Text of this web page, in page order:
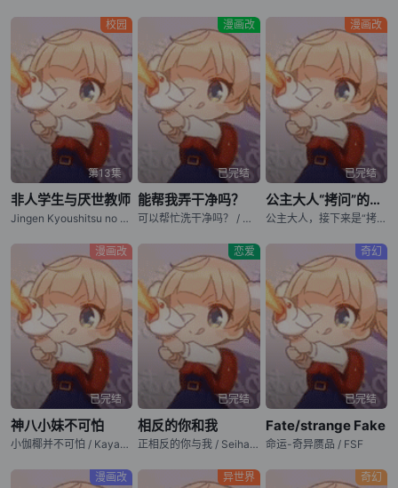
校园
第13集
非人学生与厌世教师
Jingen Kyoushitsu no Ningengirai Kyoushi
漫画改
已完结
能帮我弄干净吗？
可以帮忙洗干净吗？ / 可以帮忙洗乾净吗？ / 大姐姐的绮丽日常 / Kirei ni Shitemoraemasu ka. / Will You Clean This For Me?, Wash It All Away
漫画改
已完结
公主大人“拷问”的时间到了 第二季
公主大人，接下来是“拷问”时间 第二季 / 公主殿下，「拷问」的时间到了 第二季 / Hime-sama "Goumon" no Jikan Desu season2 / Tis Time for "Torture," Princess season2
漫画改
已完结
神八小妹不可怕
小伽椰并不可怕 / Kaya-chan wa Kowakunai / Kaya-chan Isn't Scary
恋爱
已完结
相反的你和我
正相反的你与我 / Seihantai na Kimi to Boku / You and I Are Polar Opposites
奇幻
已完结
Fate/strange Fake
命运-奇异赝品 / FSF
漫画改 异世界 奇幻